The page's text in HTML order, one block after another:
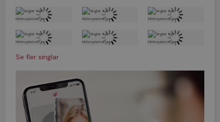
Se fler singlar